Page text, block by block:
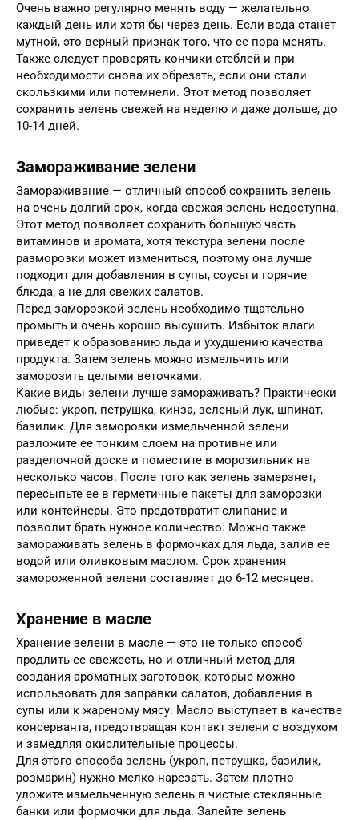
Очень важно регулярно менять воду — желательно
каждый день или хотя бы через день. Если вода станет
мутной, это верный признак того, что ее пора менять.
Также следует проверять кончики стеблей и при
необходимости снова их обрезать, если они стали
скользкими или потемнели. Этот метод позволяет
сохранить зелень свежей на неделю и даже дольше, до
10-14 дней.
Замораживание зелени
Замораживание — отличный способ сохранить зелень
на очень долгий срок, когда свежая зелень недоступна.
Этот метод позволяет сохранить большую часть
витаминов и аромата, хотя текстура зелени после
разморозки может измениться, поэтому она лучше
подходит для добавления в супы, соусы и горячие
блюда, а не для свежих салатов.
Перед заморозкой зелень необходимо тщательно
промыть и очень хорошо высушить. Избыток влаги
приведет к образованию льда и ухудшению качества
продукта. Затем зелень можно измельчить или
заморозить целыми веточками.
Какие виды зелени лучше замораживать? Практически
любые: укроп, петрушка, кинза, зеленый лук, шпинат,
базилик. Для заморозки измельченной зелени
разложите ее тонким слоем на противне или
разделочной доске и поместите в морозильник на
несколько часов. После того как зелень замерзнет,
пересыпьте ее в герметичные пакеты для заморозки
или контейнеры. Это предотвратит слипание и
позволит брать нужное количество. Можно также
замораживать зелень в формочках для льда, залив ее
водой или оливковым маслом. Срок хранения
замороженной зелени составляет до 6-12 месяцев.
Хранение в масле
Хранение зелени в масле — это не только способ
продлить ее свежесть, но и отличный метод для
создания ароматных заготовок, которые можно
использовать для заправки салатов, добавления в
супы или к жареному мясу. Масло выступает в качестве
консерванта, предотвращая контакт зелени с воздухом
и замедляя окислительные процессы.
Для этого способа зелень (укроп, петрушка, базилик,
розмарин) нужно мелко нарезать. Затем плотно
уложите измельченную зелень в чистые стеклянные
банки или формочки для льда. Залейте зелень